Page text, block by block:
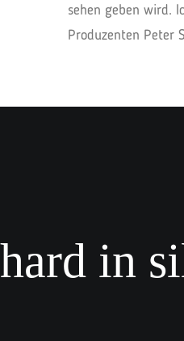
sehen geben wird.
Produzenten Peter
in